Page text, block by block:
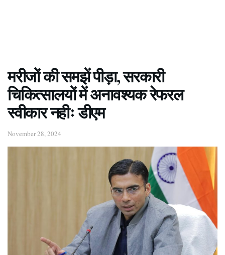
मरीजों की समझें पीड़ा, सरकारी
चिकित्सालयों में अनावश्यक रेफरल
स्वीकार नहीः डीएम
November 28, 2024